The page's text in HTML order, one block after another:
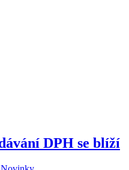
DPH se blíží